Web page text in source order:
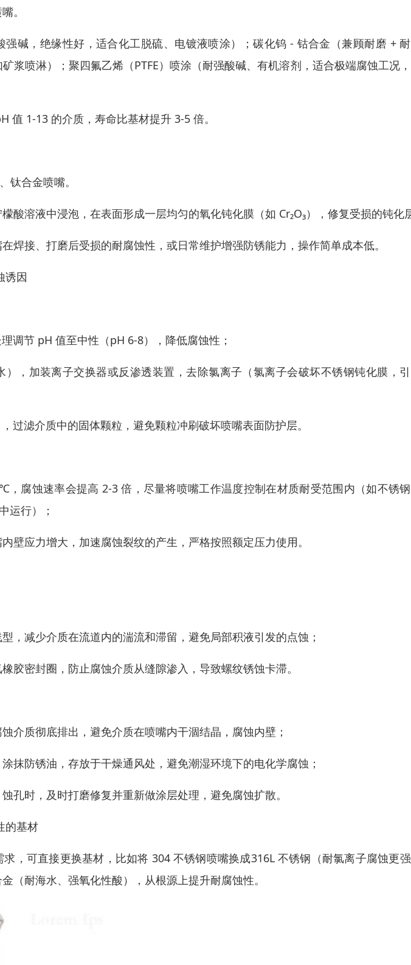
。
强碱，绝缘性好，适合化工脱硫、电镀液喷涂）；碳化钨 - 钴合金（兼顾耐磨 +
浆喷淋）；聚四氟乙烯（PTFE）喷涂（耐强酸碱、有机溶剂，适合极端腐蚀工况
值 1-13 的介质，寿命比基材提升 3-5 倍。
钛合金喷嘴。
酸溶液中浸泡，在表面形成一层均匀的氧化钝化膜（如 Cr₂O₃），修复受损的钝化
焊接、打磨后受损的耐腐蚀性，或日常维护增强防锈能力，操作简单成本低。
诱因
调节 pH 值至中性（pH 6-8），降低腐蚀性；
），加装离子交换器或反渗透装置，去除氯离子（氯离子会破坏不锈钢钝化膜，
过滤介质中的固体颗粒，避免颗粒冲刷破坏喷嘴表面防护层。
，腐蚀速率会提高 2-3 倍，尽量将喷嘴工作温度控制在材质耐受范围内（如不锈
运行）；
壁应力增大，加速腐蚀裂纹的产生，严格按照额定压力使用。
，减少介质在流道内的湍流和滞留，避免局部积液引发的点蚀；
胶密封圈，防止腐蚀介质从缝隙渗入，导致螺纹锈蚀卡滞。
介质彻底排出，避免介质在喷嘴内干涸结晶，腐蚀内壁；
抹防锈油，存放于干燥通风处，避免潮湿环境下的电化学腐蚀；
孔时，及时打磨修复并重新做涂层处理，避免腐蚀扩散。
的基材
，可直接更换基材，比如将 304 不锈钢喷嘴换成316L 不锈钢（耐氯离子腐蚀更
（耐海水、强氧化性酸），从根源上提升耐腐蚀性。